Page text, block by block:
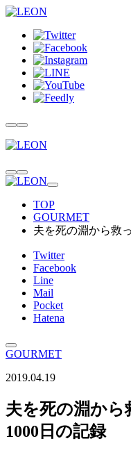
TOP
GOURMET
夫を死の淵から救
Twitter
Facebook
Line
Mail
Pocket
Hatena
GOURMET
2019.04.19
夫を死の淵から
1000日の記録